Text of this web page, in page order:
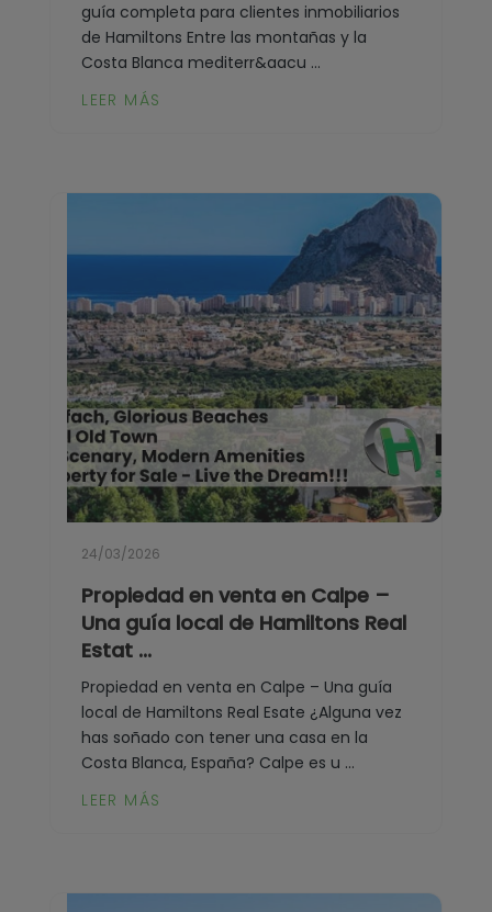
guía completa para clientes inmobiliarios
de Hamiltons Entre las montañas y la
Costa Blanca mediterr&aacu ...
LEER MÁS
24/03/2026
Propiedad en venta en Calpe –
Una guía local de Hamiltons Real
Estat ...
Propiedad en venta en Calpe – Una guía
local de Hamiltons Real Esate ¿Alguna vez
has soñado con tener una casa en la
Costa Blanca, España? Calpe es u ...
LEER MÁS